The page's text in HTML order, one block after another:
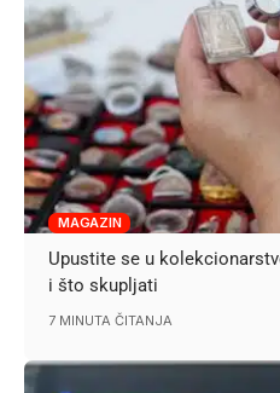
MAGAZIN
Upustite se u
i što skupljati
7 MINUTA ČITANJA